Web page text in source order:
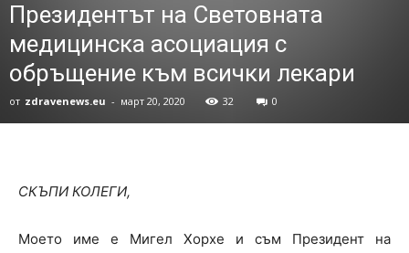
Президентът на Световната
медицинска асоциация с
обръщение към всички лекари
от zdravenews.eu - март 20, 2020 32 0
СКЪПИ КОЛЕГИ,
Моето име е Мигел Хорхе и съм Президент на